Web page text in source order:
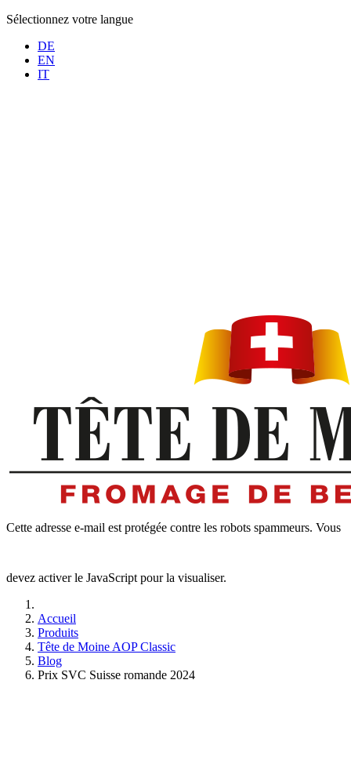
Sélectionnez votre langue
DE
EN
IT
Cette adresse e-mail est protégée contre les robots spammeurs. Vous
devez activer le JavaScript pour la visualiser.
Accueil
Produits
Tête de Moine AOP Classic
Blog
Prix SVC Suisse romande 2024